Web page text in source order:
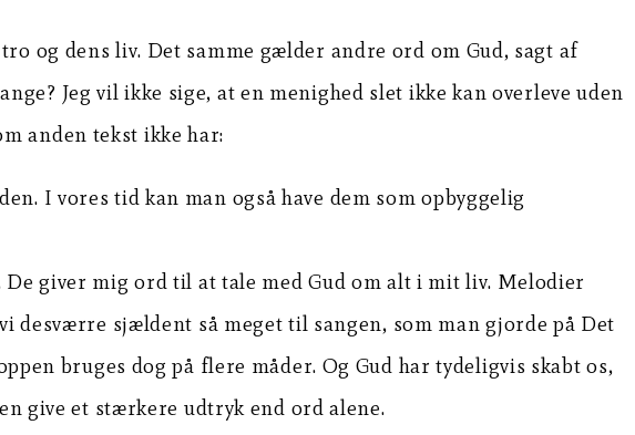
og dens liv. Det samme gælder andre ord om Gud, sagt af
Jeg vil ikke sige, at en menighed slet ikke kan overleve uden
anden tekst ikke har:
I vores tid kan man også have dem som opbyggelig
giver mig ord til at tale med Gud om alt i mit liv. Melodier
sjældent så meget til sangen, som man gjorde på Det
bruges dog på flere måder. Og Gud har tydeligvis skabt os,
give et stærkere udtryk end ord alene.